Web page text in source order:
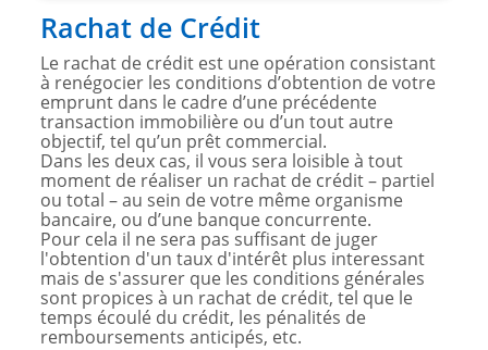
Rachat de Crédit
Le rachat de crédit est une opération consistant
à renégocier les conditions d’obtention de votre
emprunt dans le cadre d’une précédente
transaction immobilière ou d’un tout autre
objectif, tel qu’un prêt commercial.
Dans les deux cas, il vous sera loisible à tout
moment de réaliser un rachat de crédit – partiel
ou total – au sein de votre même organisme
bancaire, ou d’une banque concurrente.
Pour cela il ne sera pas suffisant de juger
l'obtention d'un taux d'intérêt plus interessant
mais de s'assurer que les conditions générales
sont propices à un rachat de crédit, tel que le
temps écoulé du crédit, les pénalités de
remboursements anticipés, etc.